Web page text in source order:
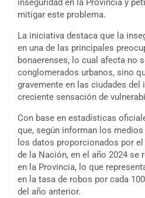
inseguridad en la Provincia y
mitigar este problema.
La iniciativa destaca que la
en una de las principales
bonaerenses, lo cual afecta no
conglomerados urbanos, sino
gravemente en las ciudades del
creciente sensación de
Con base en estadísticas
que, según informan los
los datos proporcionados por
de la Nación, en el año 2024 se
en la Provincia, lo que
en la tasa de robos por cada
del año anterior.